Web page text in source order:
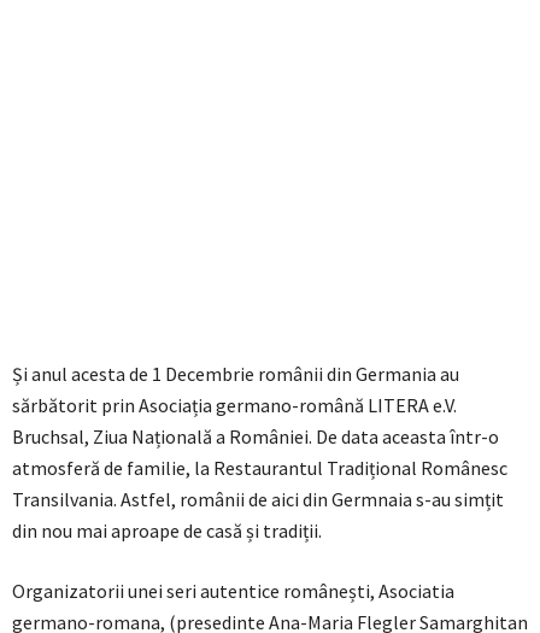
Și anul acesta de 1 Decembrie românii din Germania au
sărbătorit prin Asociația germano-română LITERA e.V.
Bruchsal, Ziua Națională a României. De data aceasta într-o
atmosferă de familie, la Restaurantul Tradițional Românesc
Transilvania. Astfel, românii de aici din Germnaia s-au simțit
din nou mai aproape de casă și tradiții.
Organizatorii unei seri autentice românești, Asociatia
germano-romana, (presedinte Ana-Maria Flegler Samarghitan